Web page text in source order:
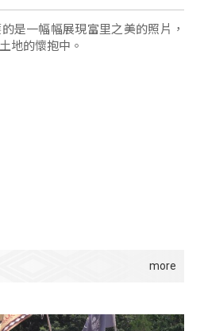
是一幅幅展現富里之美的照片，
地的懷抱中。